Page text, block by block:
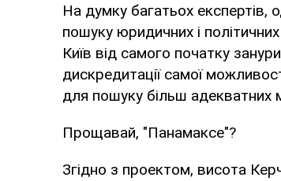
На думку багатьох експертів,
пошуку юридичних і
Київ від самого початку
дискредитації самої
для пошуку більш адекватних
Прощавай, "Панамаксе"?
Згідно з проектом, висота